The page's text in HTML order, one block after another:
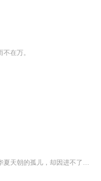
在万。